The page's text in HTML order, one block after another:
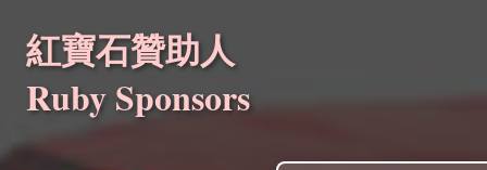
紅寶石贊助人
Ruby Sponsors